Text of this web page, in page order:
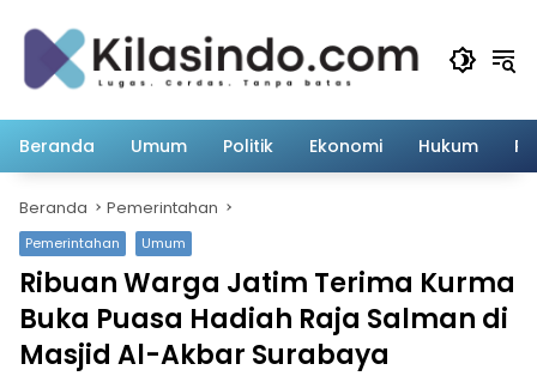
Beranda Umum Politik Ekonomi Hukum
Beranda Pemerintahan
Pemerintahan Umum
Ribuan Warga Jatim Terima Kurma
Buka Puasa Hadiah Raja Salman di
Masjid Al-Akbar Surabaya